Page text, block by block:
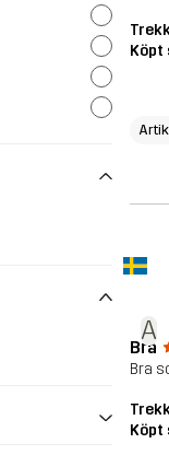
Köpt
A
Bra
Bra
Köpt